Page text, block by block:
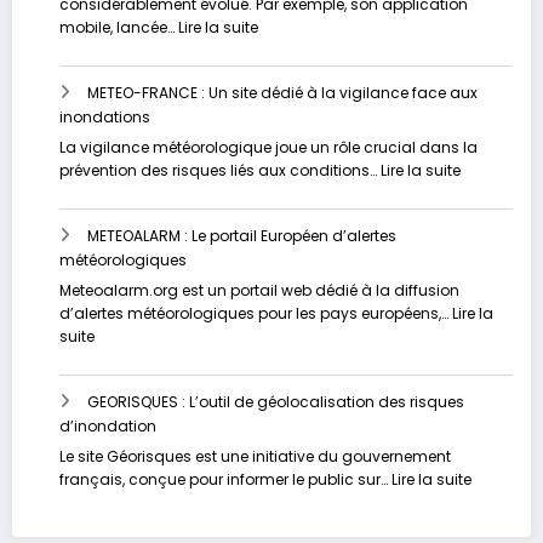
météorologique
considérablement évolué. Par exemple, son application
mobile, lancée…Lire la suite:
:
Contrôlez
risque
d’inondation
temps
réel
METEO-FRANCE : Un site dédié à la vigilance face aux
inondations
La vigilance météorologique joue un rôle crucial dans la
prévention des risques liés aux conditions…Lire la suite:
FRANCE
dédié
vigilance
face
METEOALARM : Le portail Européen d’alertes
météorologiques
Meteoalarm.org est un portail web dédié à la diffusion
d’alertes météorologiques pour les pays européens,…Lire la
suite:
:
Le
portail
Européen
d’alertes
GEORISQUES : L’outil de géolocalisation des risques
d’inondation
Le site Géorisques est une initiative du gouvernement
français, conçue pour informer le public sur…Lire la suite: